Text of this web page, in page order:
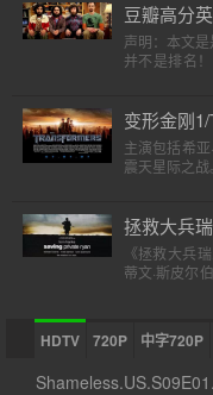
豆瓣高分
声明：本文
并不是排名
变形金刚
主演包括希
震天星际之
拯救大兵
《拯救大兵
蒂文·斯皮尔
HDTV 720P 中字720P